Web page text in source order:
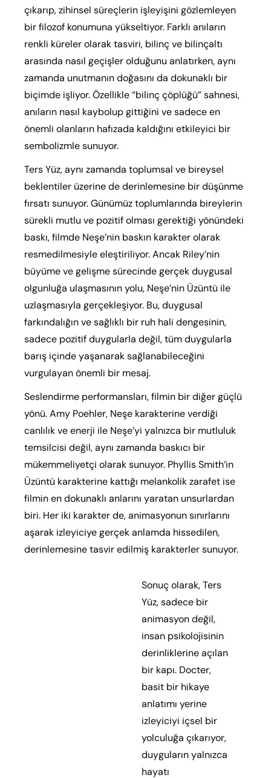
çıkarıp, zihinsel süreçlerin işleyişini gözlemleyen
bir filozof konumuna yükseltiyor. Farklı anıların
renkli küreler olarak tasviri, bilinç ve bilinçaltı
arasında nasıl geçişler olduğunu anlatırken, aynı
zamanda unutmanın doğasını da dokunaklı bir
biçimde işliyor. Özellikle “bilinç çöplüğü” sahnesi,
anıların nasıl kaybolup gittiğini ve sadece en
önemli olanların hafızada kaldığını etkileyici bir
sembolizmle sunuyor.
Ters Yüz, aynı zamanda toplumsal ve bireysel
beklentiler üzerine de derinlemesine bir düşünme
fırsatı sunuyor. Günümüz toplumlarında bireylerin
sürekli mutlu ve pozitif olması gerektiği yönündeki
baskı, filmde Neşe’nin baskın karakter olarak
resmedilmesiyle eleştiriliyor. Ancak Riley’nin
büyüme ve gelişme sürecinde gerçek duygusal
olgunluğa ulaşmasının yolu, Neşe’nin Üzüntü ile
uzlaşmasıyla gerçekleşiyor. Bu, duygusal
farkındalığın ve sağlıklı bir ruh hali dengesinin,
sadece pozitif duygularla değil, tüm duygularla
barış içinde yaşanarak sağlanabileceğini
vurgulayan önemli bir mesaj.
Seslendirme performansları, filmin bir diğer güçlü
yönü. Amy Poehler, Neşe karakterine verdiği
canlılık ve enerji ile Neşe’yi yalnızca bir mutluluk
temsilcisi değil, aynı zamanda baskıcı bir
mükemmeliyetçi olarak sunuyor. Phyllis Smith’in
Üzüntü karakterine kattığı melankolik zarafet ise
filmin en dokunaklı anlarını yaratan unsurlardan
biri. Her iki karakter de, animasyonun sınırlarını
aşarak izleyiciye gerçek anlamda hissedilen,
derinlemesine tasvir edilmiş karakterler sunuyor.
Sonuç olarak, Ters
Yüz, sadece bir
animasyon değil,
insan psikolojisinin
derinliklerine açılan
bir kapı. Docter,
basit bir hikaye
anlatımı yerine
izleyiciyi içsel bir
yolculuğa çıkarıyor,
duyguların yalnızca
hayatı